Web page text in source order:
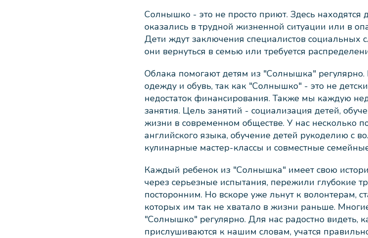
Солнышко - это не просто приют. Здесь находятся
оказались в трудной жизненной ситуации или в
Дети ждут заключения специалистов социальных
они вернуться в семью или требуется
Облака помогают детям из "Солнышка"
одежду и обувь, так как "Солнышко" - это не
недостаток финансирования. Также мы каждую
занятия. Цель занятий - социализация детей,
жизни в современном обществе. У нас несколько
английского языка, обучение детей рукоделию с
кулинарные мастер-классы и совместные
Каждый ребенок из "Солнышка" имеет свою
через серьезные испытания, пережили глубокие
посторонним. Но вскоре уже льнут к волонтерам,
которых им так не хватало в жизни раньше.
"Солнышко" регулярно. Для нас радостно видеть,
прислушиваются к нашим словам, учатся